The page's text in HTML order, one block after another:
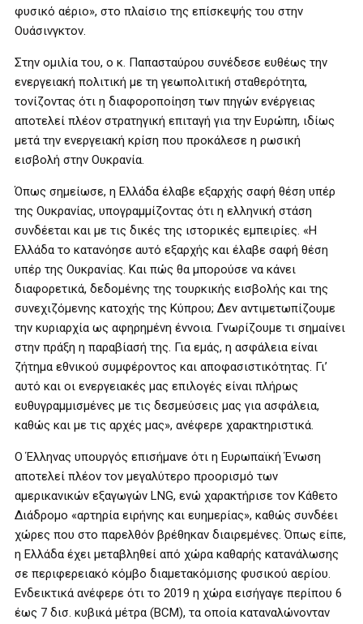
φυσικό αέριο», στο πλαίσιο της επίσκεψής του στην
Ουάσινγκτον.
Στην ομιλία του, ο κ. Παπασταύρου συνέδεσε ευθέως την
ενεργειακή πολιτική με τη γεωπολιτική σταθερότητα,
τονίζοντας ότι η διαφοροποίηση των πηγών ενέργειας
αποτελεί πλέον στρατηγική επιταγή για την Ευρώπη, ιδίως
μετά την ενεργειακή κρίση που προκάλεσε η ρωσική
εισβολή στην Ουκρανία.
Όπως σημείωσε, η Ελλάδα έλαβε εξαρχής σαφή θέση υπέρ
της Ουκρανίας, υπογραμμίζοντας ότι η ελληνική στάση
συνδέεται και με τις δικές της ιστορικές εμπειρίες. «Η
Ελλάδα το κατανόησε αυτό εξαρχής και έλαβε σαφή θέση
υπέρ της Ουκρανίας. Και πώς θα μπορούσε να κάνει
διαφορετικά, δεδομένης της τουρκικής εισβολής και της
συνεχιζόμενης κατοχής της Κύπρου; Δεν αντιμετωπίζουμε
την κυριαρχία ως αφηρημένη έννοια. Γνωρίζουμε τι σημαίνει
στην πράξη η παραβίασή της. Για εμάς, η ασφάλεια είναι
ζήτημα εθνικού συμφέροντος και αποφασιστικότητας. Γι’
αυτό και οι ενεργειακές μας επιλογές είναι πλήρως
ευθυγραμμισμένες με τις δεσμεύσεις μας για ασφάλεια,
καθώς και με τις αρχές μας», ανέφερε χαρακτηριστικά.
Ο Έλληνας υπουργός επισήμανε ότι η Ευρωπαϊκή Ένωση
αποτελεί πλέον τον μεγαλύτερο προορισμό των
αμερικανικών εξαγωγών LNG, ενώ χαρακτήρισε τον Κάθετο
Διάδρομο «αρτηρία ειρήνης και ευημερίας», καθώς συνδέει
χώρες που στο παρελθόν βρέθηκαν διαιρεμένες. Όπως είπε,
η Ελλάδα έχει μεταβληθεί από χώρα καθαρής κατανάλωσης
σε περιφερειακό κόμβο διαμετακόμισης φυσικού αερίου.
Ενδεικτικά ανέφερε ότι το 2019 η χώρα εισήγαγε περίπου 6
έως 7 δισ. κυβικά μέτρα (BCM), τα οποία καταναλώνονταν